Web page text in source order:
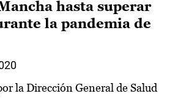
hasta superar
la pandemia de
la Dirección General de Salud